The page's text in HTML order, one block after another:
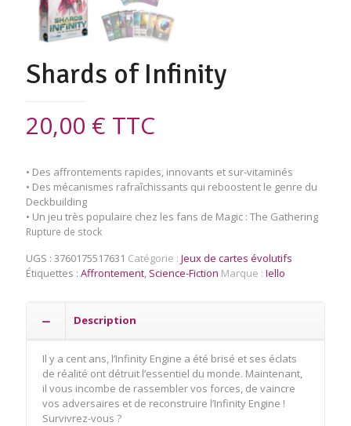
Shards of Infinity
20,00 € TTC
• Des affrontements rapides, innovants et sur-vitaminés
• Des mécanismes rafraîchissants qui reboostent le genre du
Deckbuilding
• Un jeu très populaire chez les fans de Magic : The Gathering
Rupture de stock
UGS : 3760175517631 Catégorie : Jeux de cartes évolutifs
Étiquettes : Affrontement Science-Fiction Marque : Iello
Description
Il y a cent ans, l’Infinity Engine a été brisé et ses éclats
de réalité ont détruit l’essentiel du monde. Maintenant,
il vous incombe de rassembler vos forces, de vaincre
vos adversaires et de reconstruire l’Infinity Engine !
Survivrez-vous ?